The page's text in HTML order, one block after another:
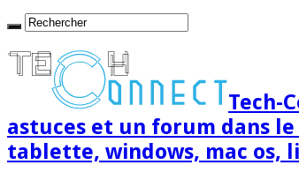
Tech-
astuces et un forum dans
tablette, windows, mac os,